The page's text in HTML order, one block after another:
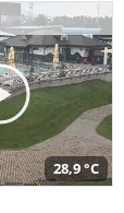
28,9 °C